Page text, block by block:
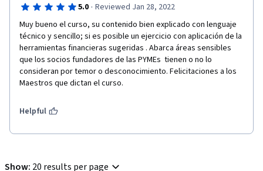
5.0 · Reviewed Jan 28, 2022
Muy bueno el curso, su contenido bien explicado con lenguaje
técnico y sencillo; si es posible un ejercicio con aplicación de la
herramientas financieras sugeridas . Abarca áreas sensibles
que los socios fundadores de las PYMEs  tienen o no lo
consideran por temor o desconocimiento. Felicitaciones a los
Maestros que dictan el curso.
Helpful
Show: 20 results per page